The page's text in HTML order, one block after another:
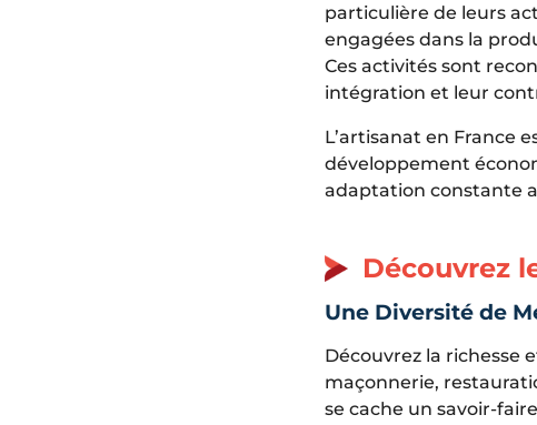
particulière de leurs
engagées dans la
Ces activités sont
intégration et leur
L’artisanat en France
développement
adaptation constante
Découvrez
Une Diversité de
Découvrez la richesse
maçonnerie,
se cache un savoir-